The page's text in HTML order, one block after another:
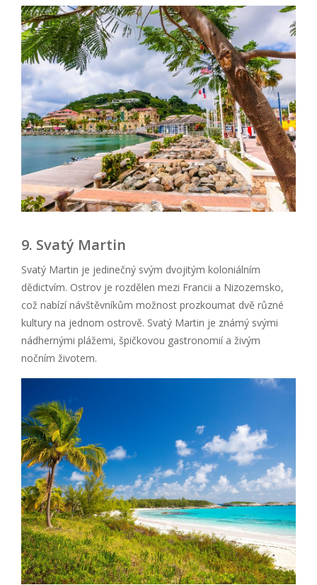
9. Svatý Martin
Svatý Martin je jedinečný svým dvojitým koloniálním
dědictvím. Ostrov je rozdělen mezi Francii a Nizozemsko,
což nabízí návštěvníkům možnost prozkoumat dvě různé
kultury na jednom ostrově. Svatý Martin je známý svými
nádhernými plážemi, špičkovou gastronomií a živým
nočním životem.